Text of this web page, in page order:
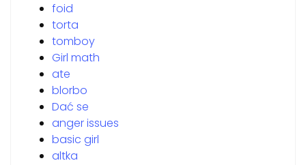
foid
torta
tomboy
Girl math
ate
blorbo
Dać se
anger issues
basic girl
altka